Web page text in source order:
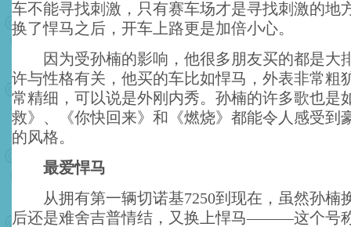
车不能寻找刺激，只有赛车场才是寻找刺激的地
换了悍马之后，开车上路更是加倍小心。
因为受孙楠的影响，他很多朋友买的都是大
许与性格有关，他买的车比如悍马，外表非常粗
常精细，可以说是外刚内秀。孙楠的许多歌也是
救》、《你快回来》和《燃烧》都能令人感受到
的风格。
最爱悍马
从拥有第一辆切诺基7250到现在，虽然孙楠
后还是难舍吉普情结，又换上悍马———这个号